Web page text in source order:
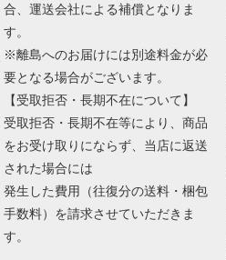
合、運送会社による補償となりま
す。
※離島へのお届けには別途料金が必
要となる場合がございます。
【受取拒否・長期不在について】
受取拒否・長期不在等により、商品
をお受け取りにならず、当店に返送
された場合には
発生した費用（往復分の送料・梱包
手数料）を請求させていただきま
す。